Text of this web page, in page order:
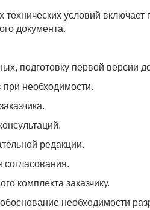
технических условий
документа.
подготовку первой версии
необходимости.
редакции.
согласования.
комплекта заказчику.
необходимости